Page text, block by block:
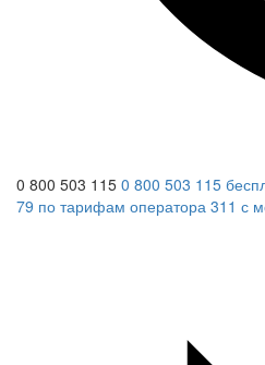
0 800 503 115 0 800 503 115
79 по тарифам оператора 311 с